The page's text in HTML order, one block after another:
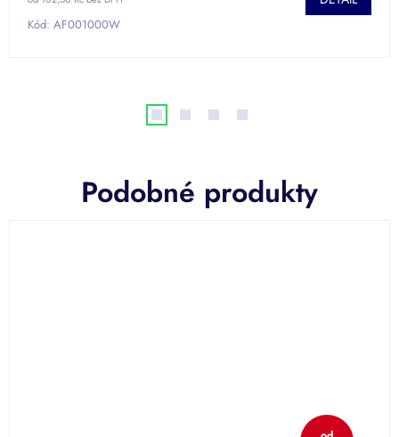
Kód: AF001000W
Podobné produkty